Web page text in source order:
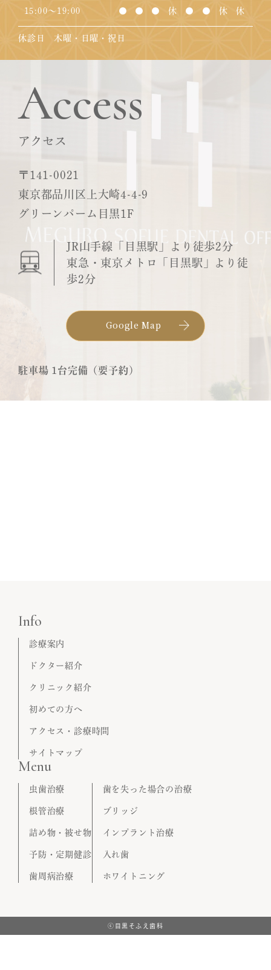
15:00～19:00
● ● ● 休 ● ● 休 休
休診日 木曜・日曜・祝日
Access
アクセス
〒141-0021
東京都品川区上大崎4-4-9
グリーンパーム目黒1F
JR山手線「目黒駅」より徒歩2分
東急・東京メトロ「目黒駅」より徒
歩2分
Google Map
駐車場 1台完備（要予約）
Info
診療案内
ドクター紹介
クリニック紹介
初めての方へ
アクセス・診療時間
サイトマップ
Menu
虫歯治療
根管治療
詰め物・被せ物
予防・定期健診
歯周病治療
歯を失った場合の治療
ブリッジ
インプラント治療
入れ歯
ホワイトニング
ⓒ目黒そふえ歯科